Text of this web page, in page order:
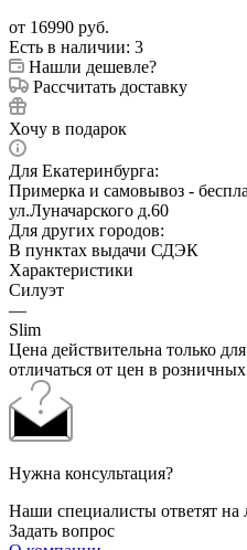
от 16990 руб.
Есть в наличии: 3
Нашли дешевле?
Рассчитать доставку
Хочу в подарок
Для Екатеринбурга:
Примерка и самовывоз -
ул.Луначарского д.60
Для других городов:
В пунктах выдачи СДЭК
Характеристики
Силуэт
—
Slim
Цена действительна только
отличаться от цен в
Нужна консультация?
Наши специалисты ответят
Задать вопрос